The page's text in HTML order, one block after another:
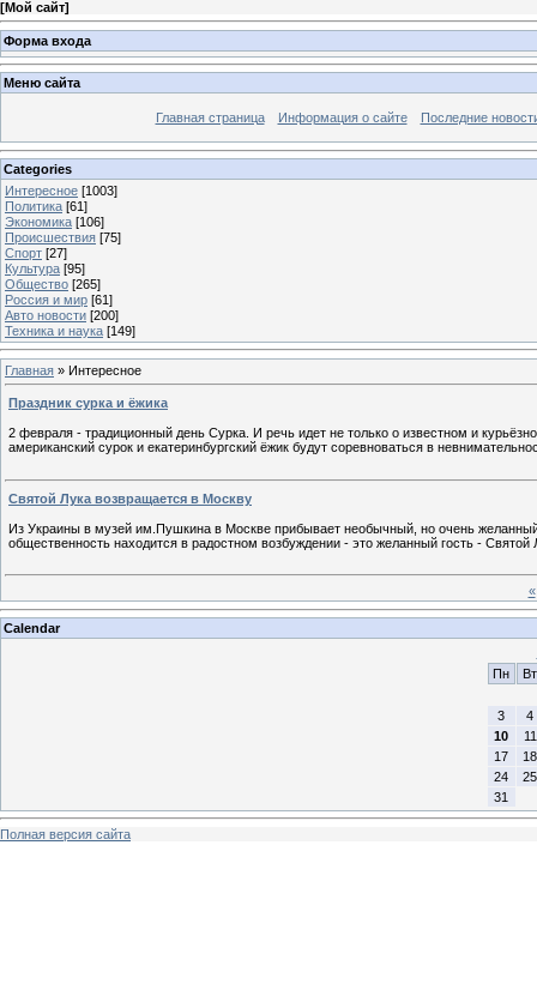
[Мой сайт]
Форма входа
Меню сайта
Главная страница Информация о сайте Последние
Categories
Интересное [1003]
Политика [61]
Экономика [106]
Происшествия [75]
Спорт [27]
Культура [95]
Общество [265]
Россия и мир [61]
Авто новости [200]
Техника и наука [149]
Главная » Интересное
Праздник сурка и ёжика
2 февраля - традиционный день Сурка. И речь идет не только о известном и
американский сурок и екатеринбургский ёжик будут соревноваться в
Святой Лука возвращается в Москву
Из Украины в музей им.Пушкина в Москве прибывает необычный, но очень
общественность находится в радостном возбуждении - это желанный гость - Святой
«
Calendar
Пн
Вт
3
4
10
11
17
18
24
25
31
Полная версия сайта